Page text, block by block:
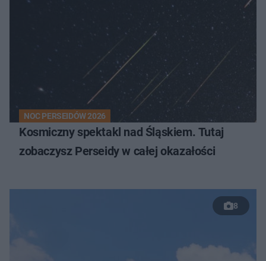
NOC PERSEIDÓW 2026
Kosmiczny spektakl nad Śląskiem. Tutaj
zobaczysz Perseidy w całej okazałości
8